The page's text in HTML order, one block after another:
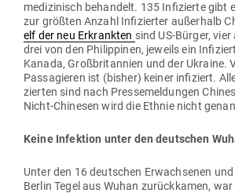
medi­zi­nisch behandelt. 135 Infi­zierte gibt
zur größten Anzahl Infi­zierter außerhalb
elf der neu Erkrankten sind US-Bürger,
drei von den Phil­ip­pinen, jeweils ein
Kanada, Groß­bri­tannien und der Ukraine.
Pas­sa­gieren ist (bisher) keiner infi­ziert.
zierten sind nach Pres­se­mel­dungen
Nicht-Chi­nesen wird die Ethnie nicht
Keine Infektion unter den deut­schen
Unter den 16 deut­schen Erwach­senen
Berlin Tegel aus Wuhan zurück­kamen, war